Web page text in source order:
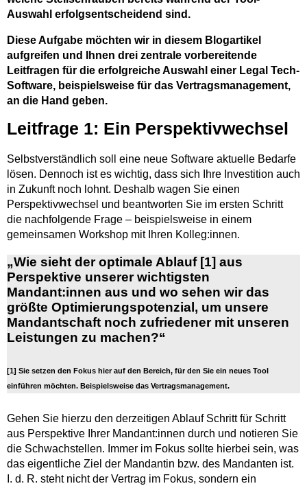
Auswahl erfolgsentscheidend sind.
Diese Aufgabe möchten wir in diesem Blogartikel
aufgreifen und Ihnen drei zentrale vorbereitende
Leitfragen für die erfolgreiche Auswahl einer Legal Tech-
Software, beispielsweise für das Vertragsmanagement,
an die Hand geben.
Leitfrage 1: Ein Perspektivwechsel
Selbstverständlich soll eine neue Software aktuelle Bedarfe
lösen. Dennoch ist es wichtig, dass sich Ihre Investition auch
in Zukunft noch lohnt. Deshalb wagen Sie einen
Perspektivwechsel und beantworten Sie im ersten Schritt
die nachfolgende Frage – beispielsweise in einem
gemeinsamen Workshop mit Ihren Kolleg:innen.
„Wie sieht der optimale Ablauf [1] aus
Perspektive unserer wichtigsten
Mandant:innen aus und wo sehen wir das
größte Optimierungspotenzial, um unsere
Mandantschaft noch zufriedener mit unseren
Leistungen zu machen?“
[1] Sie setzen den Fokus hier auf den Bereich, für den Sie ein neues Tool
einführen möchten. Beispielsweise das Vertragsmanagement.
Gehen Sie hierzu den derzeitigen Ablauf Schritt für Schritt
aus Perspektive Ihrer Mandant:innen durch und notieren Sie
die Schwachstellen. Immer im Fokus sollte hierbei sein, was
das eigentliche Ziel der Mandantin bzw. des Mandanten ist.
I. d. R. steht nicht der Vertrag im Fokus, sondern ein